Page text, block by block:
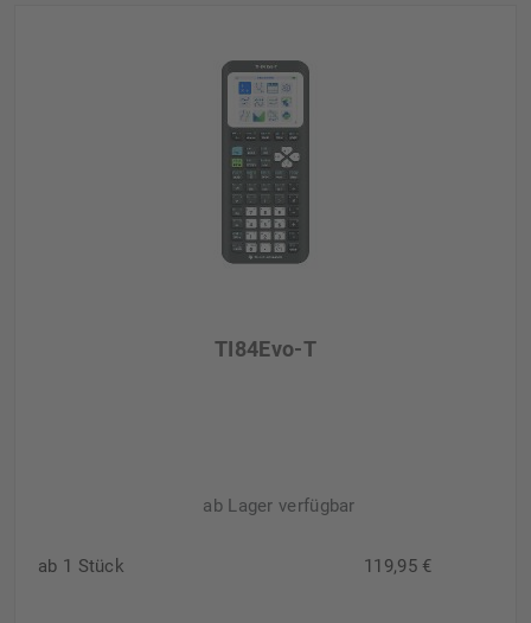
TI84Evo-T
ab Lager verfügbar
ab 1 Stück 119,95 €